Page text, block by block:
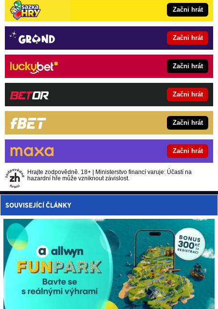
Začni hrát
Začni hrát
Začni hrát
Začni hrát
Začni hrát
Začni hrát
Hrajte zodpovědně. 18+ | Ministerstvo financí varuje: Účastí na
hazardní hře může vzniknout závislost.
SOUVISEJÍCÍ ČLÁNKY